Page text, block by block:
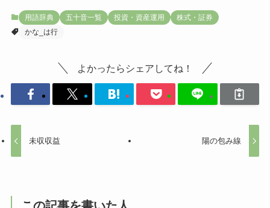
用語辞典 五十音一覧 投資・資産運用
株式・証券
かな_は行
よかったらシェアしてね！
未収収益 陽の包み線